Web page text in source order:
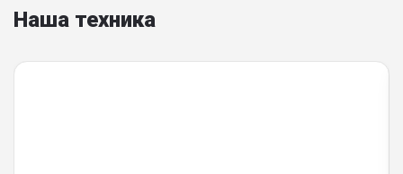
Наша техника